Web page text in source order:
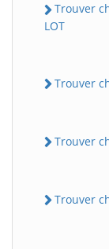
Trouver
LOT
Trouver
Trouver
Trouver